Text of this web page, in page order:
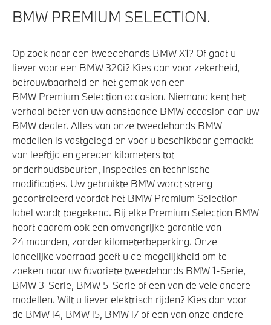
Laadaansluiting AC (wisselstroom) laden
Steptronic transmissie met schakelpaddles aan het
stuurwiel
Variable Sport Steering
xDrive - Vierwielaandrijving
Veiligheid
Akoestische waarschuwing voor voetgangers
Actieve Voetgangersbescherming
BMW PREMIUM SELECTION.
Op zoek naar een tweedehands BMW X1? Of gaat u
liever voor een BMW 320i? Kies dan voor zekerheid,
betrouwbaarheid en het gemak van een
BMW Premium Selection occasion. Niemand kent het
verhaal beter van uw aanstaande BMW occasion dan uw
BMW dealer. Alles van onze tweedehands BMW
modellen is vastgelegd en voor u beschikbaar gemaakt:
van leeftijd en gereden kilometers tot
onderhoudsbeurten, inspecties en technische
modificaties. Uw gebruikte BMW wordt streng
gecontroleerd voordat het BMW Premium Selection
label wordt toegekend. Bij elke Premium Selection BMW
hoort daarom ook een omvangrijke garantie van
24 maanden, zonder kilometerbeperking. Onze
landelijke voorraad geeft u de mogelijkheid om te
zoeken naar uw favoriete tweedehands BMW 1-Serie,
BMW 3-Serie, BMW 5-Serie of een van de vele andere
modellen. Wilt u liever elektrisch rijden? Kies dan voor
de BMW i4, BMW i5, BMW i7 of een van onze andere